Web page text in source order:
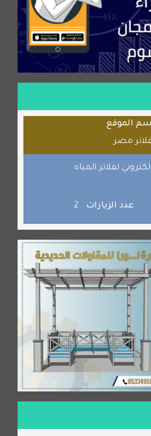
الكريم
المعتمدة
الموقع
مصر
لفلاتر المياه
عدد الزيارات 2